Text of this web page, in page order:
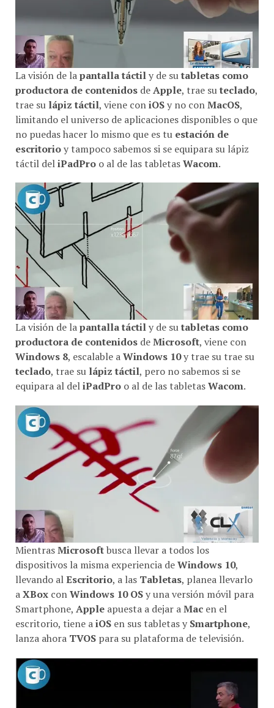
La visión de la pantalla táctil y de sutabletas como
productora de contenidos de Apple, trae suteclado,
trae su lápiz táctil, viene con iOSy no con MacOS,
limitando el universo de aplicaciones disponibles o que
no puedas hacer lo mismo que es tu estación de
escritorioy tampoco sabemos si se equipara su lápiz
táctil del iPadPro o al de las tabletasWacom.
La visión de lapantalla táctily de sutabletas como
productora de contenidos deMicrosoft, viene con
Windows 8, escalable aWindows 10y trae su trae su
teclado, trae su lápiz táctil, pero no sabemos si se
equipara al deliPadPro o al de las tabletasWacom.
MientrasMicrosoftbusca llevar a todos los
dispositivos la misma experiencia deWindows 10,
llevando alEscritorio, a las Tabletas, planea llevarlo
aXBox conWindows 10 OSy una versión móvil para
Smartphone, Apple apuesta a dejar aMac en el
escritorio, tiene aiOS en sus tabletas y Smartphone,
lanza ahora TVOS para su plataforma de televisión.